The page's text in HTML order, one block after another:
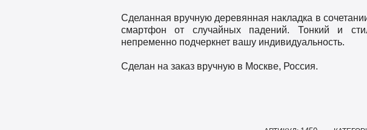
Сделанная вручную деревянная накладка в
смартфон от случайных падений. Тонкий и
непременно подчеркнет вашу индивидуальность.
Сделан на заказ вручную в Москве, Россия.